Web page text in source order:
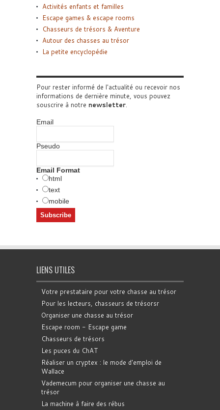
Activités enfants et familles
Escape games & escape rooms
Chasseurs de trésors & Aventure
Autour des chasses au trésor
La petite encyclopédie
Pour rester informé de l'actualité ou recevoir nos
informations de dernière minute, vous pouvez
souscrire à notre newsletter.
Email
Pseudo
Email Format
html
text
mobile
LIENS UTILES
Votre prestataire pour votre chasse au trésor
Pour les lecteurs, chasseurs de trésorsr
Organiser une chasse au trésor
Escape room - Escape game
Chasseurs de trésors
Les puces du ChAT
Réaliser un cryptex : le mode d'emploi de
Wallace
Vademecum pour organiser une chasse au
trésor
La machine à faire des rébus